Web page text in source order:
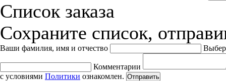
Список заказа
Сохраните список,
Ваши фамилия, имя и отчество
Комментарии
с условиями Политики ознакомлен. Отправить